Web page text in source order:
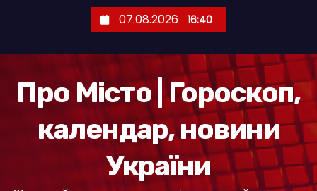
07.08.2026 16:40
Про Місто | Гороскоп,
календар, новини
України